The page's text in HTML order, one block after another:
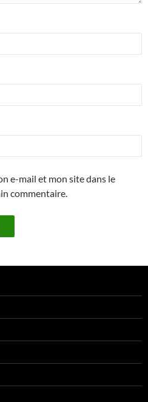
e-mail et mon site dans le
commentaire.